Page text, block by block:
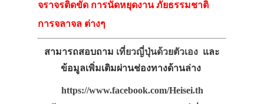
จราจรติดขัด การนัดหยุดงาน ภัยธรรมชาติ
การจลาจล ต่างๆ
สามารถสอบถาม เที่ยวญี่ปุ่นด้วยตัวเอง และ
ข้อมูลเพิ่มเติมผ่านช่องทางด้านล่าง
https://www.facebook.com/Heisei.th